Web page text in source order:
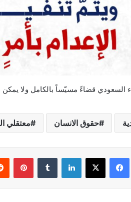
السعودي قضاءً مسيّساً بالكامل ولا يمكن
حقوق الانسان معتقلي
فيسبوك X لينكدإن